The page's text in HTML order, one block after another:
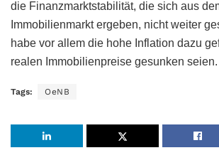
die Finanzmarktstabilität, die sich aus
Immobilienmarkt ergeben, nicht weiter
habe vor allem die hohe Inflation dazu
realen Immobilienpreise gesunken seien.
Tags: OeNB